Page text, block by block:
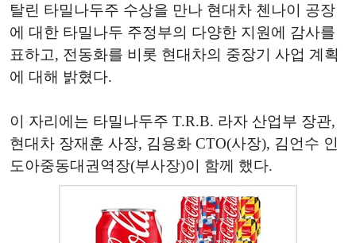
탈린 타밀나두주 수상을 만나 현대차 첸나이 공장
에 대한 타밀나두 주정부의 다양한 지원에 감사를
표하고, 전동화를 비롯 현대차의 중장기 사업 계획
에 대해 밝혔다.
이 자리에는 타밀나두주 T.R.B. 라자 산업부 장관,
현대차 장재훈 사장, 김용화 CTO(사장), 김언수 인
도아중동대권역장(부사장)이 함께 했다.